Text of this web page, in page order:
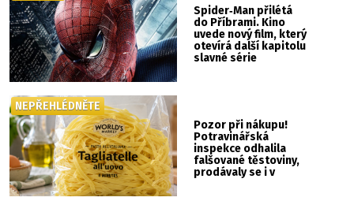
Spider‑Man přilétá
do Příbrami. Kino
uvede nový film, který
otevírá další kapitolu
slavné série
Pozor při nákupu!
Potravinářská
inspekce odhalila
falšované těstoviny,
prodávaly se i v
NEPŘEHLÉDNĚTE